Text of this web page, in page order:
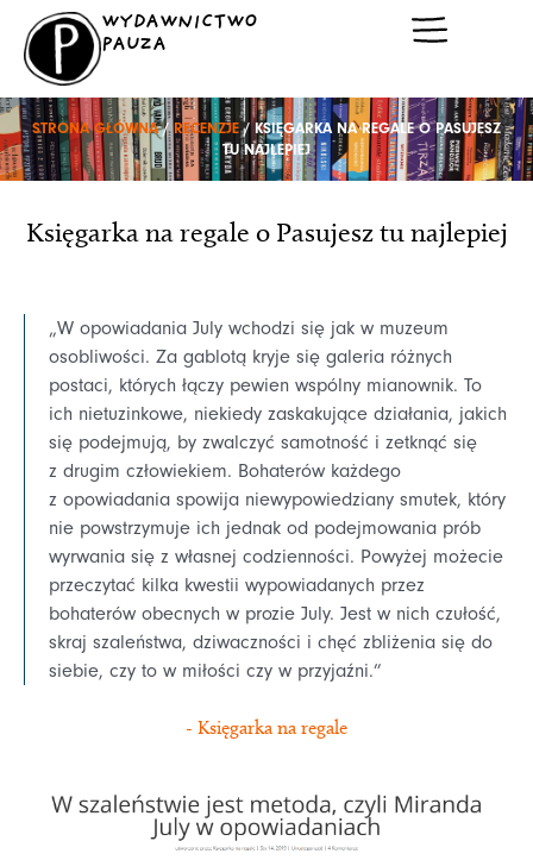
Przejdź
treści
WYDAWNICTWO
PAUZA
STRONA GŁÓWNA/RECENZJE/ KSIĘGARKA NA REGALE O PASUJESZ
TU NAJLEPIEJ
Księgarka na regale o Pasujesz tu najlepiej
„W opowiadania July wchodzi się jak w muzeum
osobliwości. Za gablotą kryje się galeria różnych
postaci, których łączy pewien wspólny mianownik. To
ich nietuzinkowe, niekiedy zaskakujące działania, jakich
się podejmują, by zwalczyć samotność i zetknąć się
z drugim człowiekiem. Bohaterów każdego
z opowiadania spowija niewypowiedziany smutek, który
nie powstrzymuje ich jednak od podejmowania prób
wyrwania się z własnej codzienności. Powyżej możecie
przeczytać kilka kwestii wypowiadanych przez
bohaterów obecnych w prozie July. Jest w nich czułość,
skraj szaleństwa, dziwaczności i chęć zbliżenia się do
siebie, czy to w miłości czy w przyjaźni.”
- Księgarka na regale